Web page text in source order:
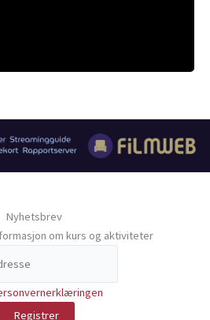
Nyhetsbrev
om kurs og aktiviteter